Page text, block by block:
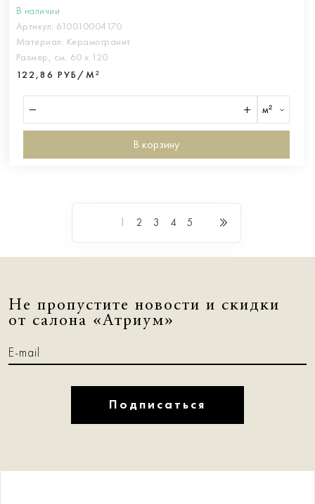
В наличии
Артикул: 610010004170
Материал: Керамогранит
Размер, см: 60 х 120
122,86 РУБ/М²
м²
В корзину
1 2 3 4 5
Не пропустите новости и скидки
от салона «Атриум»
Подписаться